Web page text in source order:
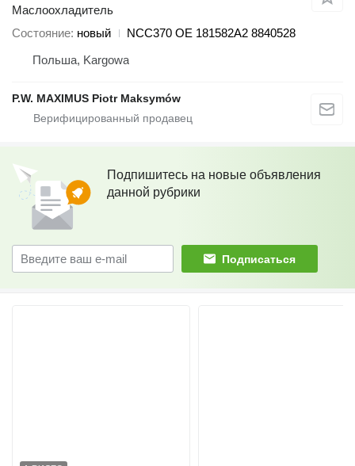
Маслоохладитель
Состояние новый
NCC370 OE 181582A2 8840528
Польша, Kargowa
P.W. MAXIMUS Piotr Maksymów
Подпишитесь на новые объявления
данной рубрики
Подписаться